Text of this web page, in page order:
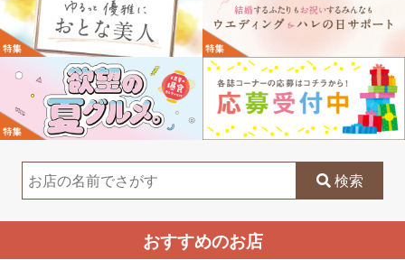
検索
おすすめのお店